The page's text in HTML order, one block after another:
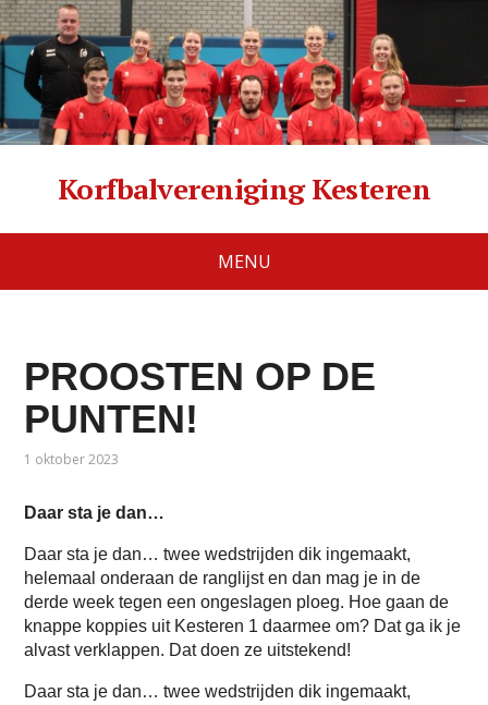
Korfbalvereniging Kesteren
MENU
PROOSTEN OP DE
PUNTEN!
1 oktober 2023
Daar sta je dan…
Daar sta je dan… twee wedstrijden dik ingemaakt,
helemaal onderaan de ranglijst en dan mag je in de
derde week tegen een ongeslagen ploeg. Hoe gaan de
knappe koppies uit Kesteren 1 daarmee om? Dat ga ik je
alvast verklappen. Dat doen ze uitstekend!
Daar sta je dan… twee wedstrijden dik ingemaakt,